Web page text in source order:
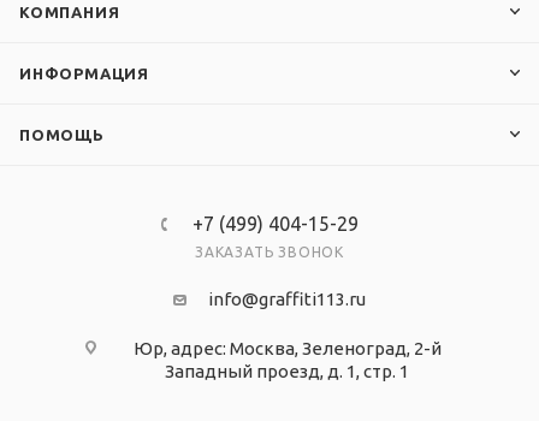
КОМПАНИЯ
ИНФОРМАЦИЯ
ПОМОЩЬ
+7 (499) 404-15-29
ЗАКАЗАТЬ ЗВОНОК
info@graffiti113.ru
Юр, адрес: Москва, Зеленоград, 2-й
Западный проезд, д. 1, стр. 1